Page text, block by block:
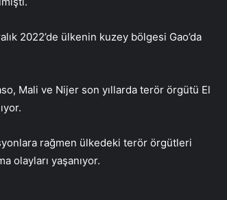
2022’de ülkenin kuzey bölgesi Gao’da
Mali ve Nijer son yıllarda terör örgütü El
rağmen ülkedeki terör örgütleri
olayları yaşanıyor.